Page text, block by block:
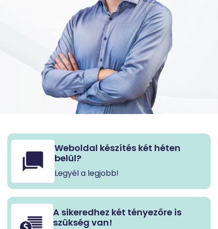
Weboldal készítés két héten
belül?
Legyél a legjobb!
A sikeredhez két tényezőre is
szükség van!